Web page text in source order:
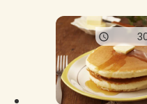
トーク
よくあるお問